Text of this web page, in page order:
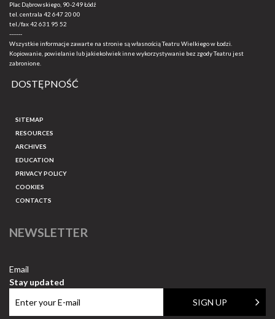
Plac Dąbrowskiego, 90-249 Łódź
tel. centrala 42 647 20 00
tel./fax42 631 95 52
-------
Wszystkie informacje zawarte na stronie są własnością Teatru Wielkiego w Łodzi.
Kopiowanie, powielanie lub jakiekolwiek inne wykorzystywanie bez zgody Teatru jest
zabronione.
DOSTĘPNOŚĆ
SITEMAP
RESOURCES
ARCHIVES
EDUCATION
PRIVACY POLICY
COOKIES
CONTACTS
NEWSLETTER
Email
Stay updated